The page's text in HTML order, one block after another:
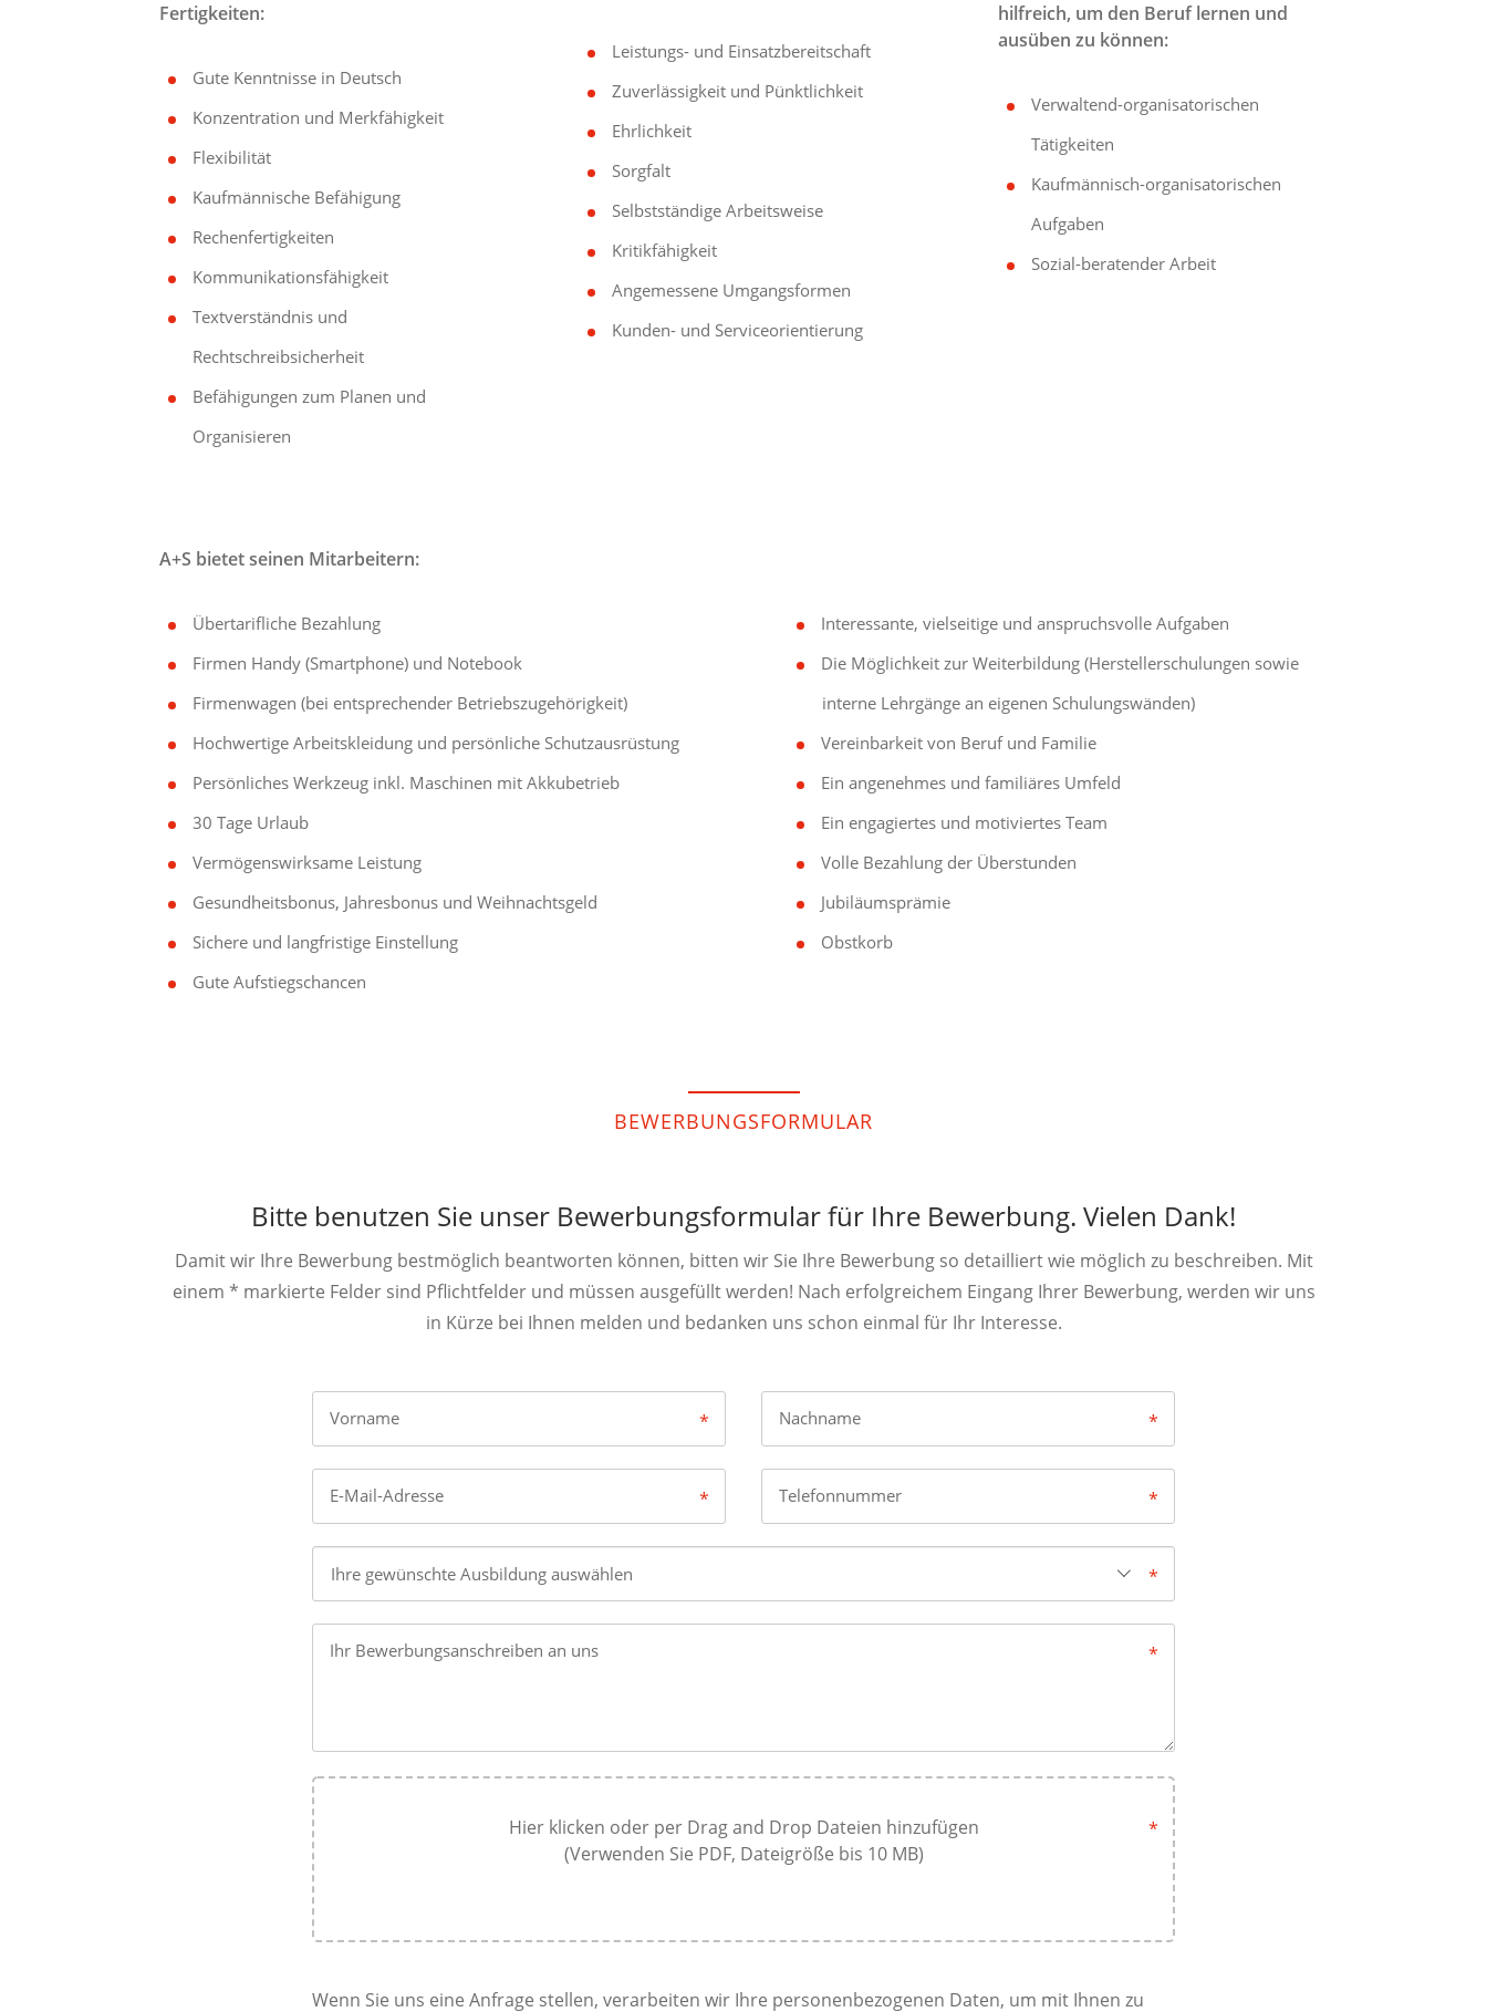
Fertigkeiten:
Gute Kenntnisse in Deutsch
Konzentration und Merkfähigkeit
Flexibilität
Kaufmännische Befähigung
Rechenfertigkeiten
Kommunikationsfähigkeit
Textverständnis und
Rechtschreibsicherheit
Befähigungen zum Planen und
Organisieren
Leistungs- und Einsatzbereitschaft
Zuverlässigkeit und Pünktlichkeit
Ehrlichkeit
Sorgfalt
Selbstständige Arbeitsweise
Kritikfähigkeit
Angemessene Umgangsformen
Kunden- und Serviceorientierung
hilfreich, um den Beruf lernen und
ausüben zu können:
Verwaltend-organisatorischen
Tätigkeiten
Kaufmännisch-organisatorischen
Aufgaben
Sozial-beratender Arbeit
A+S bietet seinen Mitarbeitern:
Übertarifliche Bezahlung
Firmen Handy (Smartphone) und Notebook
Firmenwagen (bei entsprechender Betriebszugehörigkeit)
Hochwertige Arbeitskleidung und persönliche Schutzausrüstung
Persönliches Werkzeug inkl. Maschinen mit Akkubetrieb
30 Tage Urlaub
Vermögenswirksame Leistung
Gesundheitsbonus, Jahresbonus und Weihnachtsgeld
Sichere und langfristige Einstellung
Gute Aufstiegschancen
Interessante, vielseitige und anspruchsvolle Aufgaben
Die Möglichkeit zur Weiterbildung (Herstellerschulungen sowie
interne Lehrgänge an eigenen Schulungswänden)
Vereinbarkeit von Beruf und Familie
Ein angenehmes und familiäres Umfeld
Ein engagiertes und motiviertes Team
Volle Bezahlung der Überstunden
Jubiläumsprämie
Obstkorb
BEWERBUNGSFORMULAR
Bitte benutzen Sie unser Bewerbungsformular für Ihre Bewerbung. Vielen Dank!
Damit wir Ihre Bewerbung bestmöglich beantworten können, bitten wir Sie Ihre Bewerbung so detailliert wie möglich zu beschreiben. Mit
einem * markierte Felder sind Pflichtfelder und müssen ausgefüllt werden! Nach erfolgreichem Eingang Ihrer Bewerbung, werden wir uns
in Kürze bei Ihnen melden und bedanken uns schon einmal für Ihr Interesse.
Vorname Nachname
E-Mail-Adresse Telefonnummer
Ihr Bewerbungsanschreiben an uns
Hier klicken oder per Drag and Drop Dateien hinzufügen
(Verwenden Sie PDF, Dateigröße bis 10 MB)
Wenn Sie uns eine Anfrage stellen, verarbeiten wir Ihre personenbezogenen Daten, um mit Ihnen zu